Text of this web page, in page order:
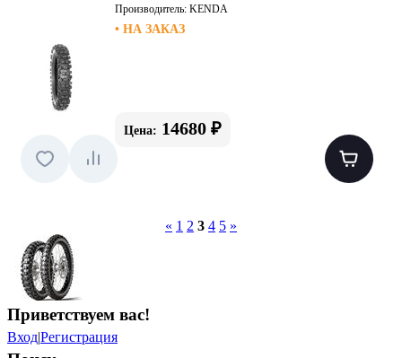
Производитель: KENDA
• НА ЗАКАЗ
Цена: 14680 ₽
« 1 2 3 4 5 »
Приветствуем вас!
Вход|Регистрация